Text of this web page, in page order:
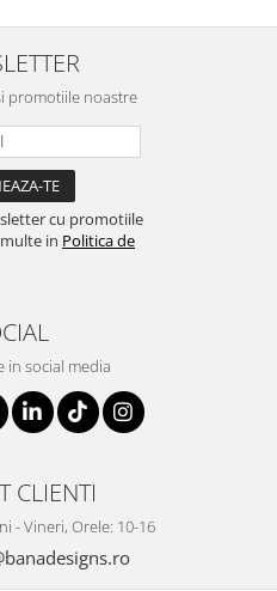
promotiile noastre
cu promotiile
in Politica de
in social media
CLIENTI
- Vineri, Orele: 10-16